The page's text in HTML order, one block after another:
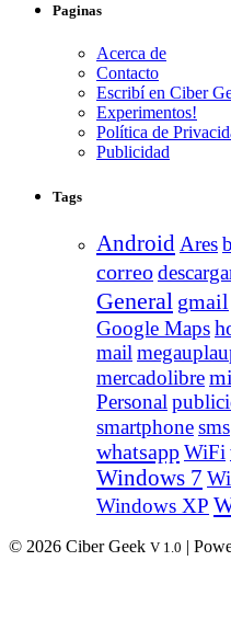
Paginas
Acerca de
Contacto
Escribí en Ciber
Experimentos!
Política de
Publicidad
Tags
AndroidAres
correo
General gmail
Google Maps
mail
mercadolibre
Personal
smartphonesms
whatsappWiFi
Windows 7
Windows XP
© 2026 Ciber Geek V 1.0 |